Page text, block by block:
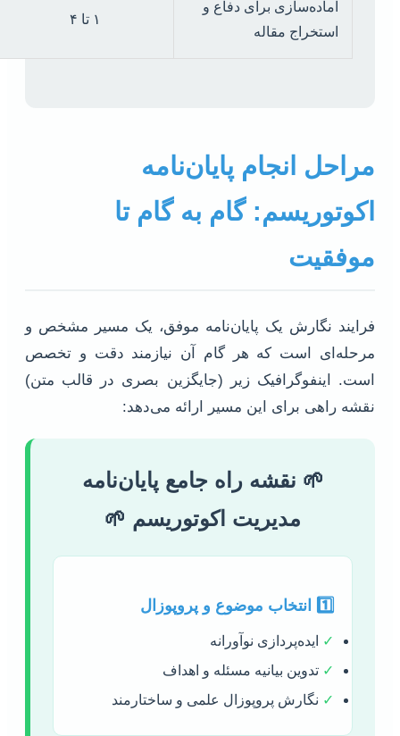
آماده‌سازی برای دفاع و
استخراج مقاله
۱ تا ۴
مراحل انجام پایان‌نامه
اکوتوریسم: گام به گام تا
موفقیت
فرایند نگارش یک پایان‌نامه موفق، یک مسیر مشخص و
مرحله‌ای است که هر گام آن نیازمند دقت و تخصص
است. اینفوگرافیک زیر (جایگزین بصری در قالب متن)
نقشه راهی برای این مسیر ارائه می‌دهد:
🌱 نقشه راه جامع پایان‌نامه
مدیریت اکوتوریسم 🌱
1️⃣ انتخاب موضوع و پروپوزال
✓ایده‌پردازی نوآورانه
✓تدوین بیانیه مسئله و اهداف
✓نگارش پروپوزال علمی و ساختارمند